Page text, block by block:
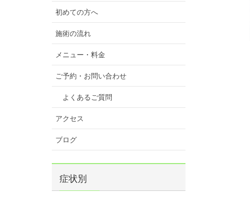
初めての方へ
施術の流れ
メニュー・料金
ご予約・お問い合わせ
よくあるご質問
アクセス
ブログ
症状別